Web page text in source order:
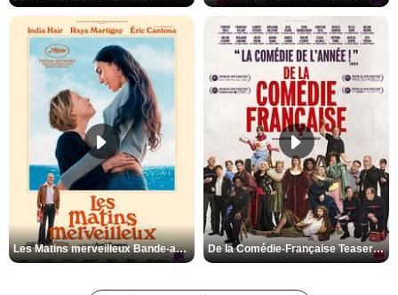
Les Matins merveilleux Bande-annonce VF De la Comédie-Française Teaser VF